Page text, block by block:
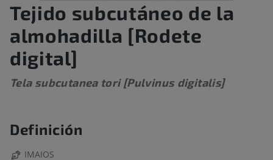
Tejido subcutáneo de la
almohadilla [Rodete
digital]
Tela subcutanea tori [Pulvinus digitalis]
Definición
IMAIOS